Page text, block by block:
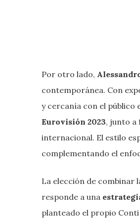
Por otro lado,
contemporánea. Con
y cercanía con el público
Eurovisión 2023, junto a
internacional. El estilo
complementando el
La elección de combinar
responde a una
planteado el propio